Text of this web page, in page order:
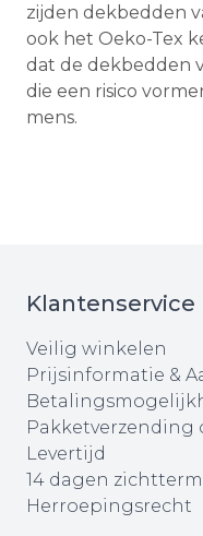
zijden dekbedden
ook het Oeko-Tex
dat de dekbedden
die een risico
mens.
Klantenservice
Veilig winkelen
Prijsinformatie &
Pakketverzending
Levertijd
14 dagen
Herroepingsrecht